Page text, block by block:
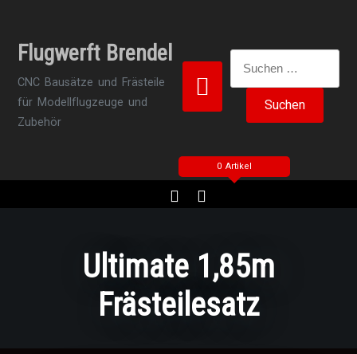
springen
Flugwerft Brendel
CNC Bausätze und Frästeile
für Modellflugzeuge und
Zubehör
0 Artikel
Ultimate 1,85m
Frästeilesatz